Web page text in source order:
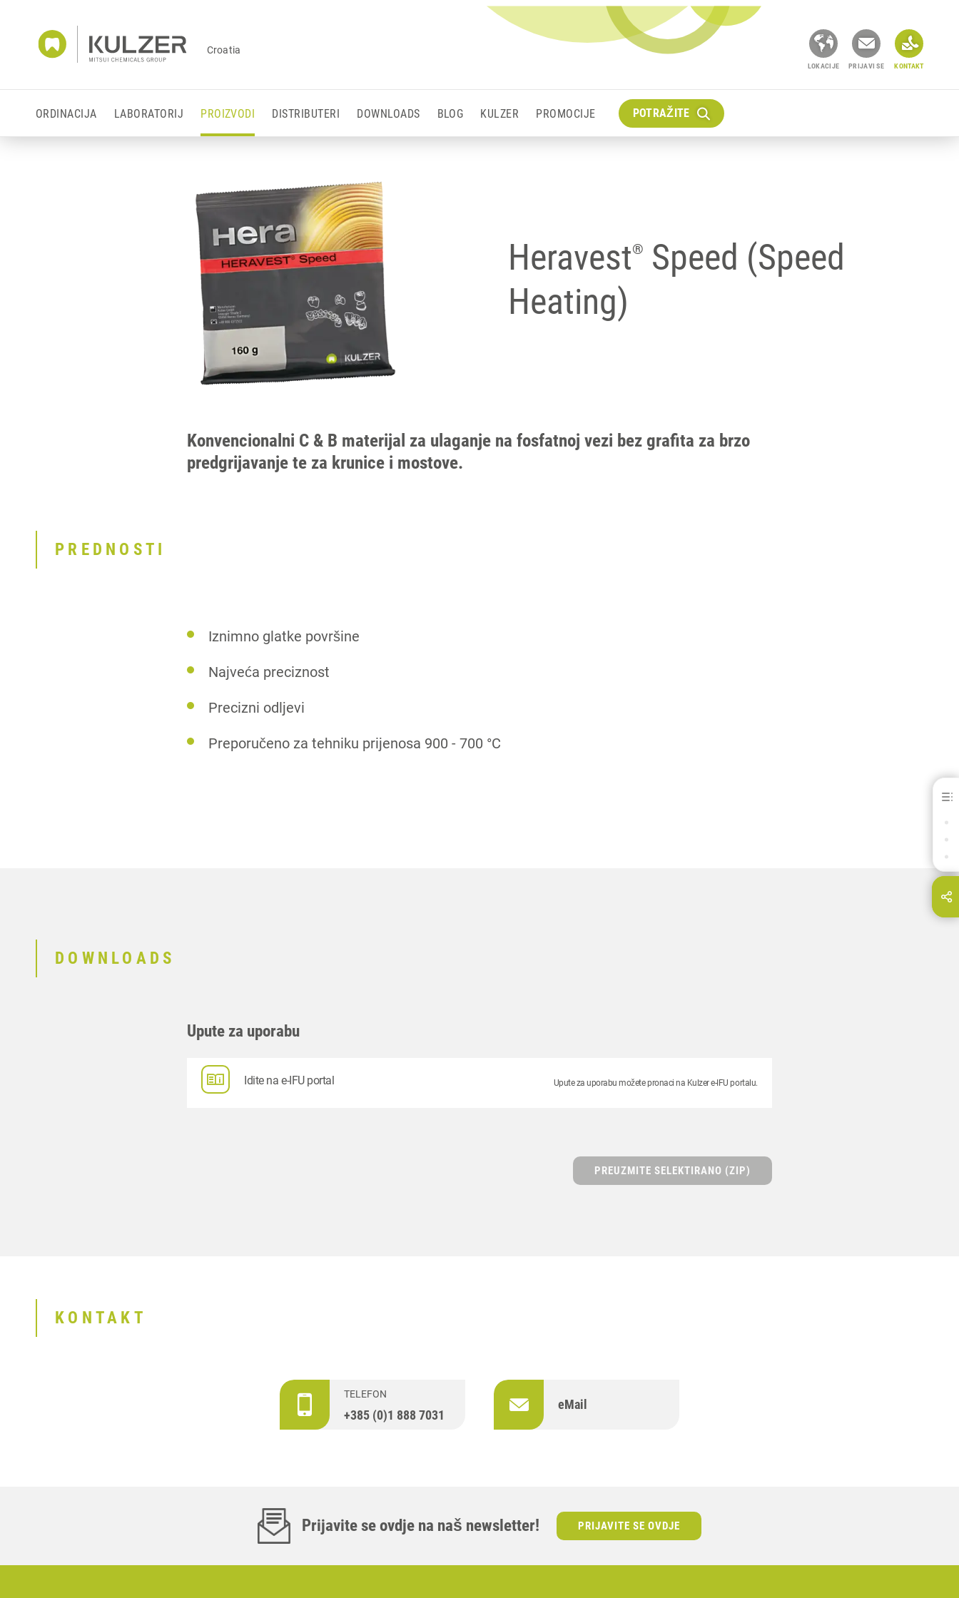
Croatia
LOKACIJE PRIJAVI SE KONTAKT
ORDINACIJA LABORATORIJ PROIZVODI DISTRIBUTERI DOWNLOADS BLOG KULZER PROMOCIJE POTRAŽITE
Heravest® Speed (Speed
Heating)
Konvencionalni C & B materijal za ulaganje na fosfatnoj vezi bez grafita za brzo
predgrijavanje te za krunice i mostove.
PREDNOSTI
Iznimno glatke površine
Najveća preciznost
Precizni odljevi
Preporučeno za tehniku prijenosa 900 - 700 °C
DOWNLOADS
Upute za uporabu
Idite na e-IFU portal Upute za uporabu možete pronaci na Kulzer e-IFU portalu.
PREUZMITE SELEKTIRANO (ZIP)
KONTAKT
TELEFON
+385 (0)1 888 7031
eMail
Prijavite se ovdje na naš newsletter! PRIJAVITE SE OVDJE